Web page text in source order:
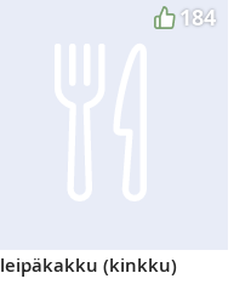
184
(kinkku)